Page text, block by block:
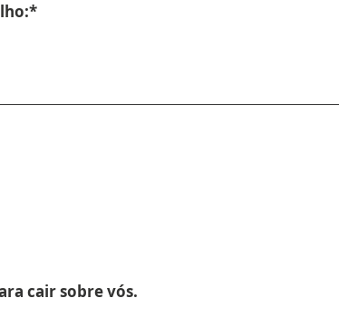
cair sobre vós.